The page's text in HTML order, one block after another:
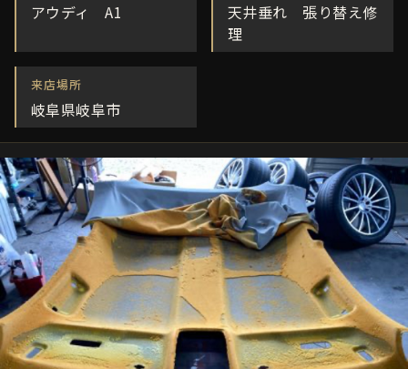
アウディ A1
天井垂れ 張り替え修
理
来店場所
岐阜県岐阜市